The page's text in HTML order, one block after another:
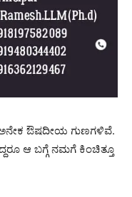
ಅನೇಕ ಔಷದೀಯ ಗುಣಗಳಿವೆ.
ಆ ಬಗ್ಗೆ ನಮಗೆ ಕಿಂಚಿತ್ತೂ